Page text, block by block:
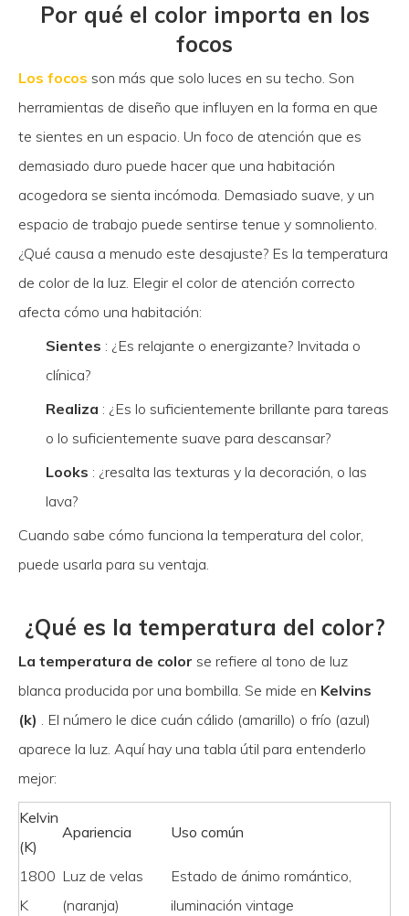
Por qué el color importa en los
focos
Los focos son más que solo luces en su techo. Son
herramientas de diseño que influyen en la forma en que
te sientes en un espacio. Un foco de atención que es
demasiado duro puede hacer que una habitación
acogedora se sienta incómoda. Demasiado suave, y un
espacio de trabajo puede sentirse tenue y somnoliento.
¿Qué causa a menudo este desajuste? Es la temperatura
de color de la luz. Elegir el color de atención correcto
afecta cómo una habitación:
Sientes : ¿Es relajante o energizante? Invitada o
clínica?
Realiza : ¿Es lo suficientemente brillante para tareas
o lo suficientemente suave para descansar?
Looks : ¿resalta las texturas y la decoración, o las
lava?
Cuando sabe cómo funciona la temperatura del color,
puede usarla para su ventaja.
¿Qué es la temperatura del color?
La temperatura de color se refiere al tono de luz
blanca producida por una bombilla. Se mide en Kelvins
(k) . El número le dice cuán cálido (amarillo) o frío (azul)
aparece la luz. Aquí hay una tabla útil para entenderlo
mejor:
Kelvin
(K)
Apariencia Uso común
1800
K
Luz de velas
(naranja)
Estado de ánimo romántico,
iluminación vintage